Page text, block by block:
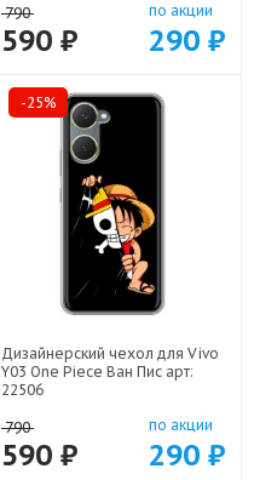
790
590 ₽
по акции
290 ₽
-25%
Дизайнерский чехол для Vivo
Y03 One Piece Ван Пис арт:
22506
790
590 ₽
по акции
290 ₽